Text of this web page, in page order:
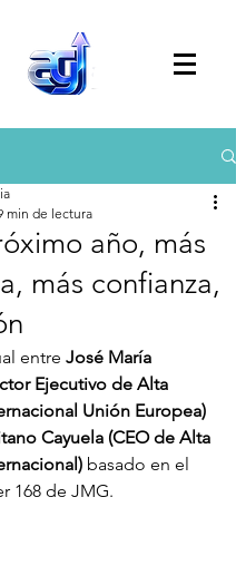
año, más
más confianza,
min de lectura
entre José María
Ejecutivo de Alta
Unión Europea)
Cayuela (CEO de Alta
basado en el
168 de JMG.